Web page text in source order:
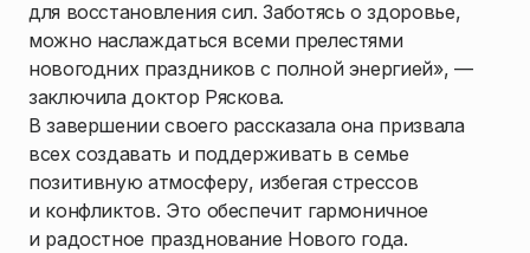
для восстановления сил. Заботясь о здоровье,
можно наслаждаться всеми прелестями
новогодних праздников с полной энергией», —
заключила доктор Ряскова.
В завершении своего рассказала она призвала
всех создавать и поддерживать в семье
позитивную атмосферу, избегая стрессов
и конфликтов. Это обеспечит гармоничное
и радостное празднование Нового года.